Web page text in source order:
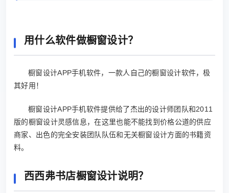
用什么软件做橱窗设计？
橱窗设计APP手机软件，一款人自己的橱窗设计软件，极
其好用！
橱窗设计APP手机软件提供给了杰出的设计师团队和2011
版的橱窗设计灵感信息，在这里也能不能找到价格公道的供应
商家、出色的完全安装团队队伍和无关橱窗设计方面的书籍资
料。
西西弗书店橱窗设计说明？